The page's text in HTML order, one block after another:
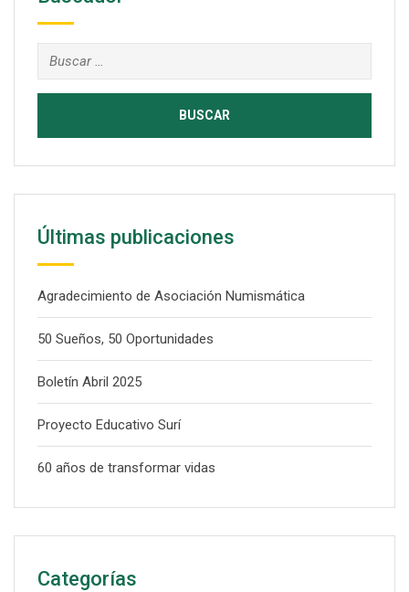
Últimas publicaciones
Agradecimiento de Asociación Numismática
50 Sueños, 50 Oportunidades
Boletín Abril 2025
Proyecto Educativo Surí
60 años de transformar vidas
Categorías